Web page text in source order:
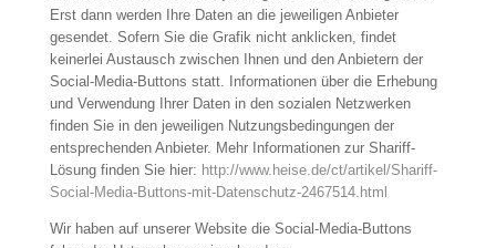
Erst dann werden Ihre Daten an die jeweiligen Anbieter
gesendet. Sofern Sie die Grafik nicht anklicken, findet
keinerlei Austausch zwischen Ihnen und den Anbietern der
Social-Media-Buttons statt. Informationen über die Erhebung
und Verwendung Ihrer Daten in den sozialen Netzwerken
finden Sie in den jeweiligen Nutzungsbedingungen der
entsprechenden Anbieter. Mehr Informationen zur Shariff-
Lösung finden Sie hier: http://www.heise.de/ct/artikel/Shariff-
Social-Media-Buttons-mit-Datenschutz-2467514.html
Wir haben auf unserer Website die Social-Media-Buttons